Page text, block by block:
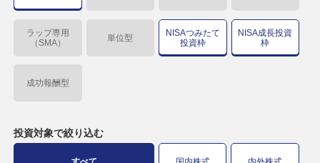
ラップ専用
（SMA）
単位型
NISAつみたて
投資枠
NISA成長投資
枠
成功報酬型
投資対象で絞り込む